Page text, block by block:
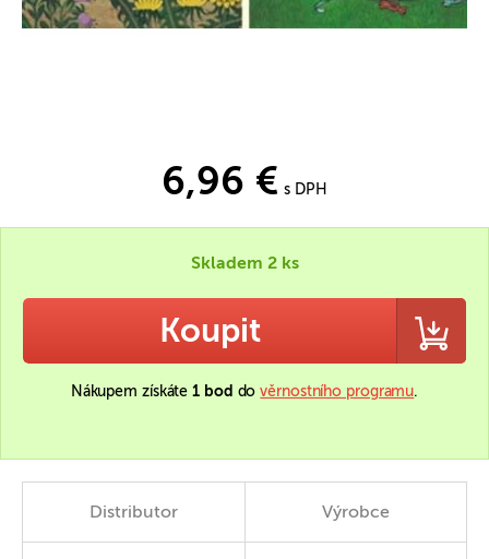
6,96 € s DPH
Skladem 2 ks
Koupit
Nákupem získáte1 bod dověrnostního programu.
Distributor Výrobce